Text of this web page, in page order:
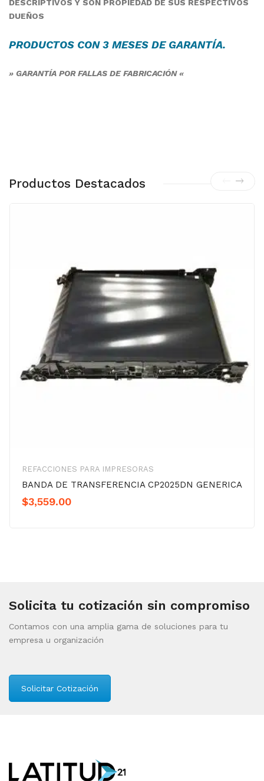
DESCRIPTIVOS Y SON PROPIEDAD DE SUS RESPECTIVOS
DUEÑOS
PRODUCTOS CON 3 MESES DEGARANTÍA.
» GARANTÍA POR FALLAS DE FABRICACIÓN «
Productos Destacados
REFACCIONES PARA IMPRESORAS
BANDA DE TRANSFERENCIA CP2025DN GENERICA
$3,559.00
Solicita tu cotización sin compromiso
Contamos con una amplia gama de soluciones para tu
empresa u organización
Solicitar Cotización